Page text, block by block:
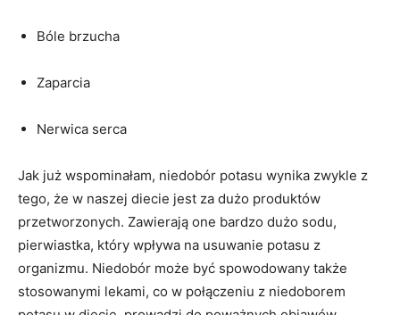
Bóle brzucha
Zaparcia
Nerwica serca
Jak już wspominałam, niedobór potasu wynika zwykle z
tego, że w naszej diecie jest za dużo produktów
przetworzonych. Zawierają one bardzo dużo sodu,
pierwiastka, który wpływa na usuwanie potasu z
organizmu. Niedobór może być spowodowany także
stosowanymi lekami, co w połączeniu z niedoborem